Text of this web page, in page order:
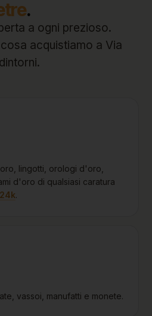
.
a ogni prezioso.
acquistiamo a Via
lingotti, orologi d'oro,
d'oro di qualsiasi caratura
24k.
vassoi, manufatti e monete.